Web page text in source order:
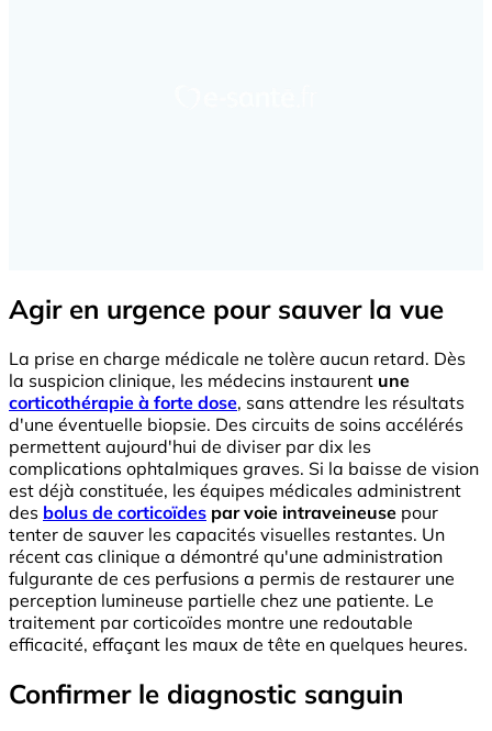
Agir en urgence pour sauver la vue
La prise en charge médicale ne tolère aucun retard. Dès
la suspicion clinique, les médecins instaurent une
corticothérapie à forte dose, sans attendre les résultats
d'une éventuelle biopsie. Des circuits de soins accélérés
permettent aujourd'hui de diviser par dix les
complications ophtalmiques graves. Si la baisse de vision
est déjà constituée, les équipes médicales administrent
des bolus de corticoïdes par voie intraveineuse pour
tenter de sauver les capacités visuelles restantes. Un
récent cas clinique a démontré qu'une administration
fulgurante de ces perfusions a permis de restaurer une
perception lumineuse partielle chez une patiente. Le
traitement par corticoïdes montre une redoutable
efficacité, effaçant les maux de tête en quelques heures.
Confirmer le diagnostic sanguin